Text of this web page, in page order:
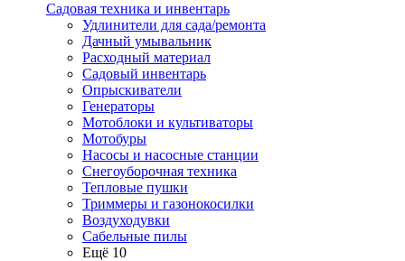
Садовая техника и инвентарь
Удлинители для сада/ремонта
Дачный умывальник
Расходный материал
Садовый инвентарь
Опрыскиватели
Генераторы
Мотоблоки и культиваторы
Мотобуры
Насосы и насосные станции
Снегоуборочная техника
Тепловые пушки
Триммеры и газонокосилки
Воздуходувки
Сабельные пилы
Ещё 10